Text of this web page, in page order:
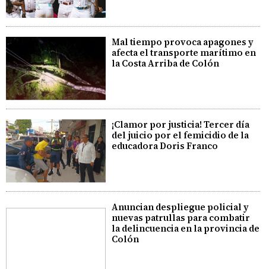
Mal tiempo provoca apagones y
afecta el transporte marítimo en
la Costa Arriba de Colón
¡Clamor por justicia! Tercer día
del juicio por el femicidio de la
educadora Doris Franco
Anuncian despliegue policial y
nuevas patrullas para combatir
la delincuencia en la provincia de
Colón